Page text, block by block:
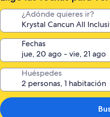
estrellas
¿Adónde quieres ir?
Fechas
Huéspedes